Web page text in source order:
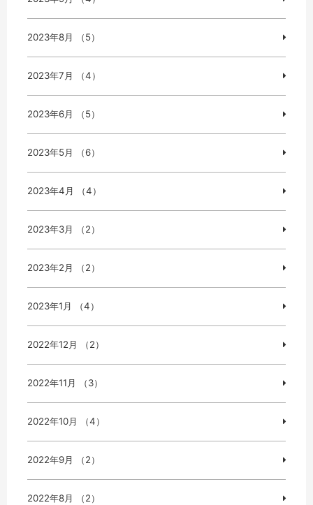
2023年8月 （5）
2023年7月 （4）
2023年6月 （5）
2023年5月 （6）
2023年4月 （4）
2023年3月 （2）
2023年2月 （2）
2023年1月 （4）
2022年12月 （2）
2022年11月 （3）
2022年10月 （4）
2022年9月 （2）
2022年8月 （2）